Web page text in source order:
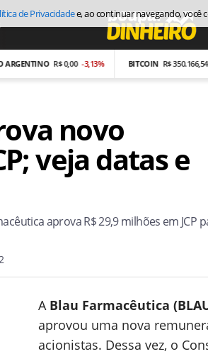
Economia
R$ 0,00 -3,13% BITCOIN R$ 350.166,54 +0,03%
novo
veja datas e
aprova R$ 29,9 milhões em JCP
A Blau Farmacêutica
aprovou uma nova
acionistas. Dessa vez, o
de Privacidadee, ao continuar navegando, você